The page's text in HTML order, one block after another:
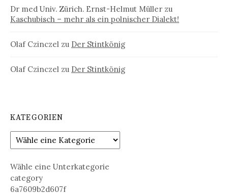
Dr med Univ. Zürich. Ernst-Helmut Müller zu
Kaschubisch – mehr als ein polnischer Dialekt!
Olaf Czinczel zu Der Stintkönig
Olaf Czinczel zu Der Stintkönig
KATEGORIEN
Wähle eine Unterkategorie
category
6a7609b2d607f